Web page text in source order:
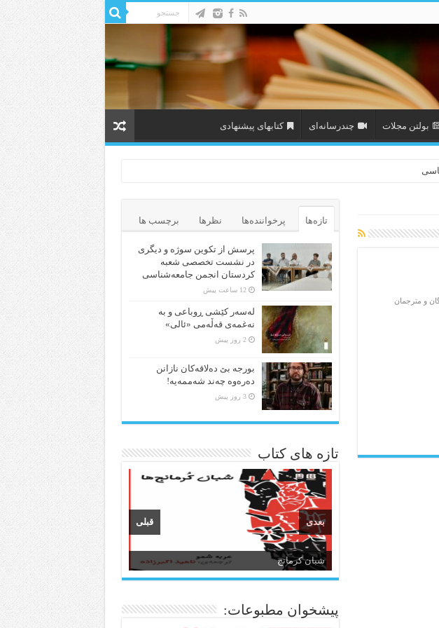
بولتن مجلات چندرسانه‌ای کتابهای پیشنهادی
و مترجمان
تازه‌ها پرخواننده‌ها نظرها برچسب ها
پرسش از تکوین سوژه و دیگری
در نشست تخصصی شعبه
کردستان انجمن جامعه‌شناسی
12 ساعت پیش
لەسەر کێشی ڕوباعی و به
نەغمەی قەڵەمی «ئالی»
2 روز پیش
بورجە بێ دەلاقەکان نازانن
دەرەوە چەند شەممەیە!
3 روز پیش
تازه های کتاب
شبان کرمانج
زبان و ادبیات کردی
قبلی بعدی
پیشخوان مطبوعات: